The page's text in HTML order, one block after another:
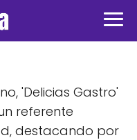
'Delicias Gastro'
referente
destacando por